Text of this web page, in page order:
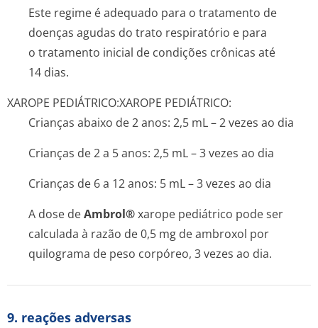
Este regime é adequado para o tratamento de
doenças agudas do trato respiratório e para
o tratamento inicial de condições crônicas até
14 dias.
XAROPE PEDIÁTRICO:XAROPE PEDIÁTRICO:
Crianças abaixo de 2 anos: 2,5 mL – 2 vezes ao dia
Crianças de 2 a 5 anos: 2,5 mL – 3 vezes ao dia
Crianças de 6 a 12 anos: 5 mL – 3 vezes ao dia
A dose deAmbrol®xarope pediátrico pode ser
calculada à razão de 0,5 mg de ambroxol por
quilograma de peso corpóreo, 3 vezes ao dia.
9. reações adversas